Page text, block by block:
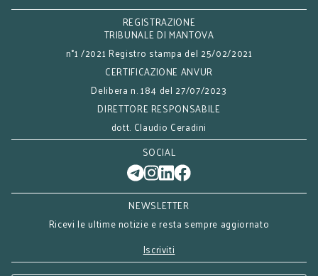
REGISTRAZIONE
TRIBUNALE DI MANTOVA
n°1 /2021 Registro stampa del 25/02/2021
CERTIFICAZIONE ANVUR
Delibera n. 184 del 27/07/2023
DIRETTORE RESPONSABILE
dott. Claudio Ceradini
SOCIAL
NEWSLETTER
Ricevi le ultime notizie e resta sempre aggiornato
Iscriviti